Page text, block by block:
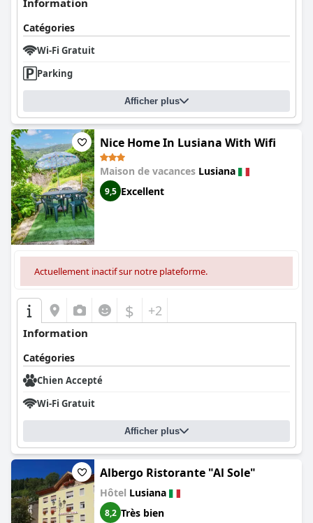
Information
Catégories
Wi-Fi Gratuit
Parking
Afficher plus
Nice Home In Lusiana With Wifi
Maison de vacances Lusiana
9,5 Excellent
Actuellement inactif sur notre plateforme.
$ +2
Information
Catégories
Chien Accepté
Wi-Fi Gratuit
Afficher plus
Albergo Ristorante "Al Sole"
Hôtel Lusiana
8,2 Très bien